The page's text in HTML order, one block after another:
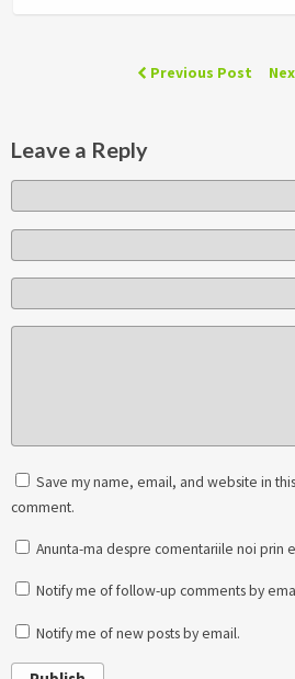
Previous Post
Leave a Reply
Save my name, email, and website in
comment.
Anunta-ma despre comentariile noi prin
Notify me of follow-up comments by
Notify me of new posts by email.